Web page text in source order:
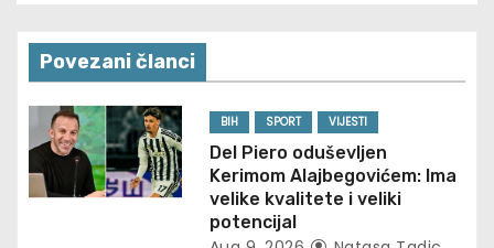
s
t
n
a
Povezani članci
BIH SPORT VIJESTI
Del Piero oduševljen
Kerimom Alajbegovićem: Ima
velike kvalitete i veliki
potencijal